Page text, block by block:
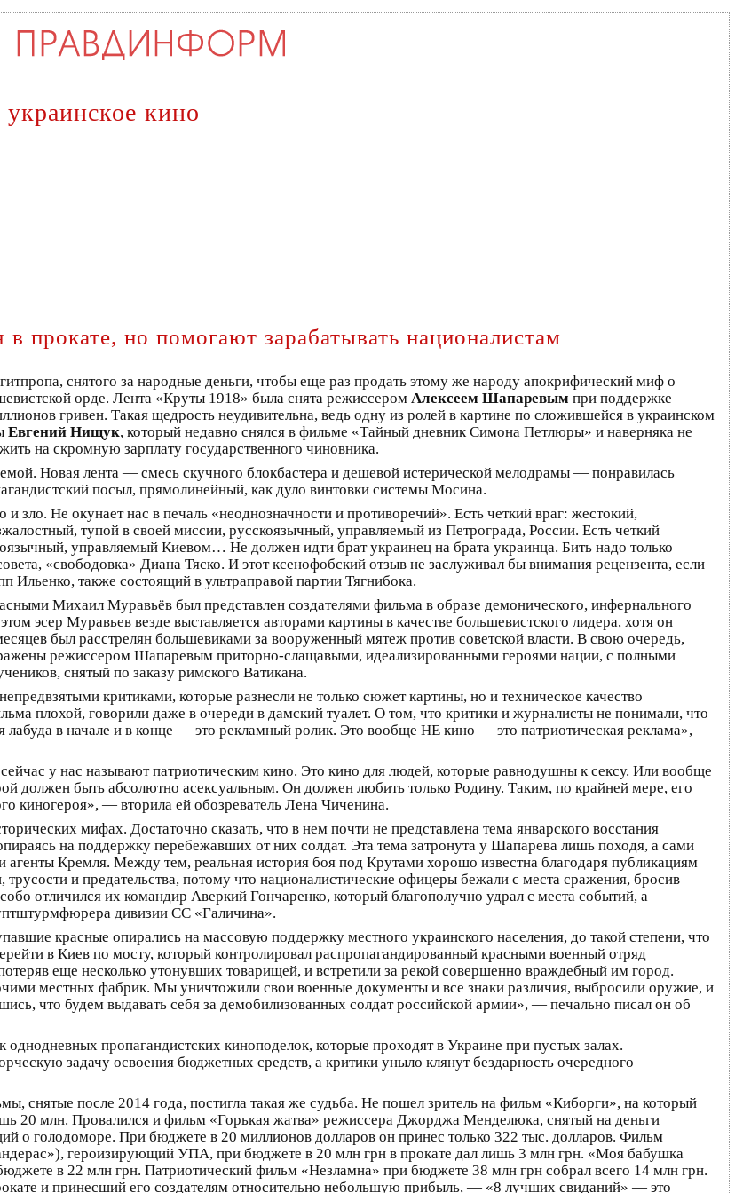
кино
прокате, но помогают зарабатывать националистам
снятого за народные деньги, чтобы еще раз продать этому же народу апокрифический миф о
орде. Лента «Круты 1918» была снята режиссером Алексеем Шапаревым при поддержке
гривен. Такая щедрость неудивительна, ведь одну из ролей в картине по сложившейся в украинском
Евгений Нищук, который недавно снялся в фильме «Тайный дневник Симона Петлюры» и наверняка не
на скромную зарплату государственного чиновника.
Новая лента — смесь скучного блокбастера и дешевой истерической мелодрамы — понравилась
посыл, прямолинейный, как дуло винтовки системы Мосина.
зло. Не окунает нас в печаль «неоднозначности и противоречий». Есть четкий враг: жестокий,
тупой в своей миссии, русскоязычный, управляемый из Петрограда, России. Есть четкий
управляемый Киевом… Не должен идти брат украинец на брата украинца. Бить надо только
«свободовка» Диана Тяско. И этот ксенофобский отзыв не заслуживал бы внимания рецензента, если
Ильенко, также состоящий в ультраправой партии Тягнибока.
Михаил Муравьёв был представлен создателями фильма в образе демонического, инфернального
эсер Муравьев везде выставляется авторами картины в качестве большевистского лидера, хотя он
был расстрелян большевиками за вооруженный мятеж против советской власти. В свою очередь,
режиссером Шапаревым приторно-слащавыми, идеализированными героями нации, с полными
снятый по заказу римского Ватикана.
критиками, которые разнесли не только сюжет картины, но и техническое качество
плохой, говорили даже в очереди в дамский туалет. О том, что критики и журналисты не понимали, что
лабуда в начале и в конце — это рекламный ролик. Это вообще НЕ кино — это патриотическая реклама», —
у нас называют патриотическим кино. Это кино для людей, которые равнодушны к сексу. Или вообще
должен быть абсолютно асексуальным. Он должен любить только Родину. Таким, по крайней мере, его
киногероя», — вторила ей обозреватель Лена Чиченина.
мифах. Достаточно сказать, что в нем почти не представлена тема январского восстания
на поддержку перебежавших от них солдат. Эта тема затронута у Шапарева лишь походя, а сами
агенты Кремля. Между тем, реальная история боя под Крутами хорошо известна благодаря публикациям
и предательства, потому что националистические офицеры бежали с места сражения, бросив
отличился их командир Аверкий Гончаренко, который благополучно удрал с места событий, а
дивизии СС «Галичина».
красные опирались на массовую поддержку местного украинского населения, до такой степени, что
в Киев по мосту, который контролировал распропагандированный красными военный отряд
еще несколько утонувших товарищей, и встретили за рекой совершенно враждебный им город.
местных фабрик. Мы уничтожили свои военные документы и все знаки различия, выбросили оружие, и
что будем выдавать себя за демобилизованных солдат российской армии», — печально писал он об
пропагандистских киноподелок, которые проходят в Украине при пустых залах.
задачу освоения бюджетных средств, а критики уныло клянут бездарность очередного
снятые после 2014 года, постигла такая же судьба. Не пошел зритель на фильм «Киборги», на который
20 млн. Провалился и фильм «Горькая жатва» режиссера Джорджа Менделюка, снятый на деньги
о голодоморе. При бюджете в 20 миллионов долларов он принес только 322 тыс. долларов. Фильм
героизирующий УПА, при бюджете в 20 млн грн в прокате дал лишь 3 млн грн. «Моя бабушка
в 22 млн грн. Патриотический фильм «Незламна» при бюджете 38 млн грн собрал всего 14 млн грн.
и принесший его создателям относительно небольшую прибыль, — «8 лучших свиданий» — это